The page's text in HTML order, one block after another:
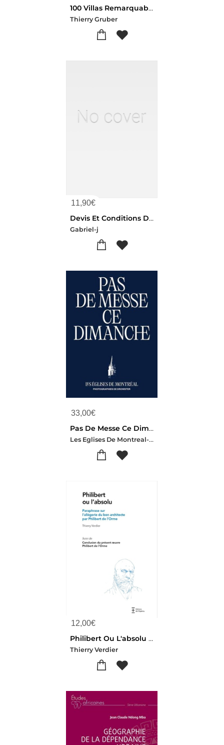
100 Villas Remarquables Du Parc De Sceaux : Balades Architecturales Et Paysageres Du Xxe Siecle
Thierry Gruber
11,90€
Devis Et Conditions Des Ouvrages Pour La Construction D'un Quay Sur La Riviere De Ponsecorf
Gabriel-j
33,00€
Pas De Messe Ce Dimanche
Les Eglises De Montreal-Drowster
12,00€
Philibert Ou L'absolu : Paraphrase Sur L'allegorie Du Bon Architecte Par Philibert De L'orme
Thierry Verdier